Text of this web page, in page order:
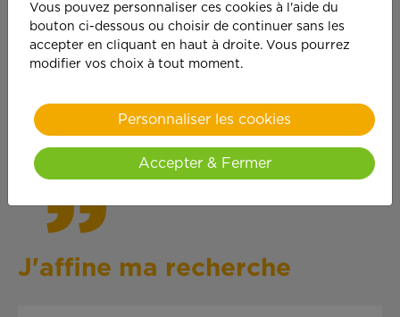
On est toujours plus
performant
quand on y met du
cœur !
J'affine ma recherche
Vous pouvez personnaliser ces cookies à l'aide du
bouton ci-dessous ou choisir de continuer sans les
accepter en cliquant en haut à droite. Vous pourrez
modifier vos choix à tout moment.
Personnaliser les cookies
Accepter & Fermer